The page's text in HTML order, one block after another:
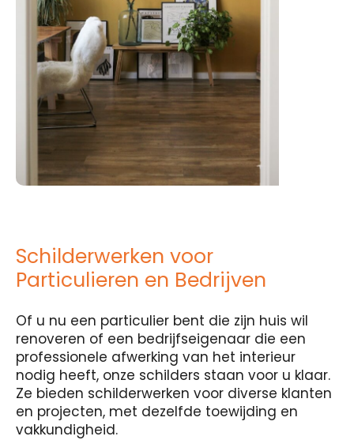
Schilderwerken voor
Particulieren en Bedrijven
Of u nu een particulier bent die zijn huis wil
renoveren of een bedrijfseigenaar die een
professionele afwerking van het interieur
nodig heeft, onze schilders staan voor u klaar.
Ze bieden schilderwerken voor diverse klanten
en projecten, met dezelfde toewijding en
vakkundigheid.